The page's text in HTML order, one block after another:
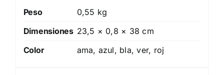
Peso
0,55 kg
Dimensiones 23,5 × 0,8 × 38 cm
Color
ama, azul, bla, ver, roj